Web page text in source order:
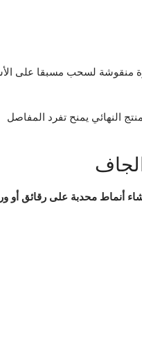
منقوشة لسحب مسبقا على
النهائي يمنح تفرد المفاصل
أنماط محدبة على رقائق أو